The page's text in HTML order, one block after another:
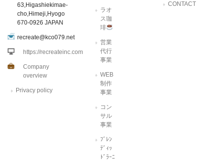
63,Higashiekimae-
cho,Himeji,Hyogo
670-0926 JAPAN
recreate@kco079.net
https://recreateinc.com
Company
overview
Privacy policy
ラオ
ス珈
琲
営業
代行
事業
WEB
制作
事業
コン
サル
事業
ﾌﾞﾚﾝ
ﾃﾞｨｯ
ﾄﾞﾗｰﾆ
CONTACT